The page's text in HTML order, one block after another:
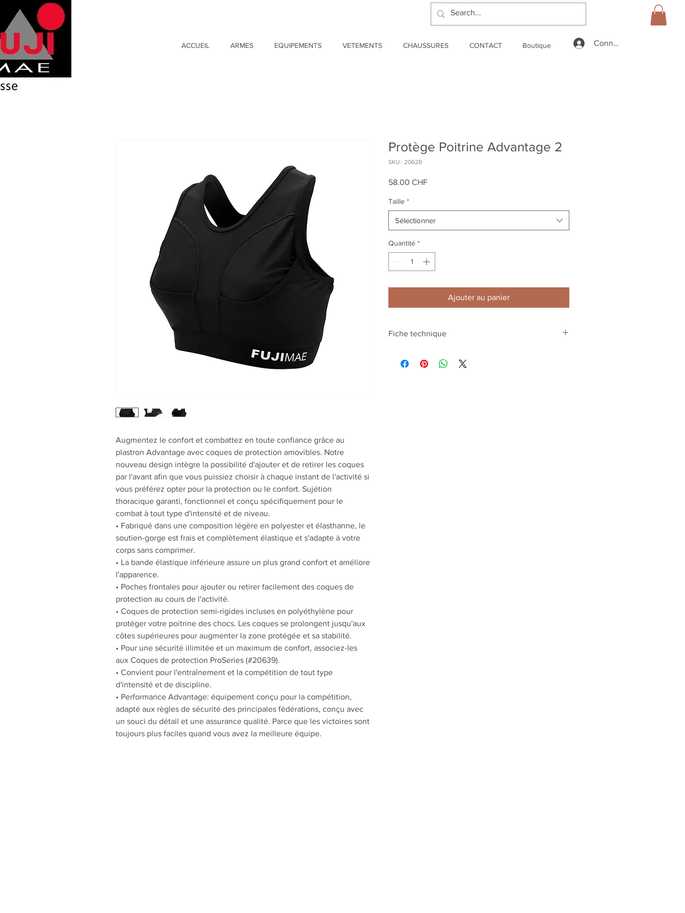
ACCUEIL ARMES EQUIPEMENTS VETEMENTS CHAUSSURES CONTACT Boutique Connexion
Augmentez le confort et combattez en toute confiance grâce au
plastron Advantage avec coques de protection amovibles. Notre
nouveau design intègre la possibilité d'ajouter et de retirer les coques
par l'avant afin que vous puissiez choisir à chaque instant de l'activité si
vous préférez opter pour la protection ou le confort. Sujétion
thoracique garanti, fonctionnel et conçu spécifiquement pour le
combat à tout type d'intensité et de niveau.
• Fabriqué dans une composition légère en polyester et élasthanne, le
soutien-gorge est frais et complètement élastique et s'adapte à votre
corps sans comprimer.
• La bande élastique inférieure assure un plus grand confort et améliore
l'apparence.
• Poches frontales pour ajouter ou retirer facilement des coques de
protection au cours de l'activité.
• Coques de protection semi-rigides incluses en polyéthylène pour
protéger votre poitrine des chocs. Les coques se prolongent jusqu'aux
côtes supérieures pour augmenter la zone protégée et sa stabilité.
• Pour une sécurité illimitée et un maximum de confort, associez-les
aux Coques de protection ProSeries (#20639).
• Convient pour l'entraînement et la compétition de tout type
d'intensité et de discipline.
• Performance Advantage: équipement conçu pour la compétition,
adapté aux règles de sécurité des principales fédérations, conçu avec
un souci du détail et une assurance qualité. Parce que les victoires sont
toujours plus faciles quand vous avez la meilleure équipe.
Protège Poitrine Advantage 2
SKU : 20628
58.00 CHFPrix
Taille *
Sélectionner
Quantité *
Ajouter au panier
Fiche technique
Composition